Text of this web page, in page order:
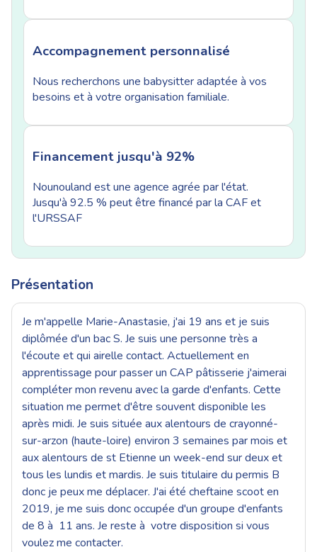
Accompagnement personnalisé
Nous recherchons une babysitter adaptée à vos
besoins et à votre organisation familiale.
Financement jusqu'à 92%
Nounouland est une agence agrée par l'état.
Jusqu'à 92.5 % peut être financé par la CAF et
l'URSSAF
Présentation
Je m'appelle Marie-Anastasie, j'ai 19 ans et je suis
diplômée d'un bac S. Je suis une personne très a
l'écoute et qui airelle contact. Actuellement en
apprentissage pour passer un CAP pâtisserie j'aimerai
compléter mon revenu avec la garde d'enfants. Cette
situation me permet d'être souvent disponible les
après midi. Je suis située aux alentours de crayonné-
sur-arzon (haute-loire) environ 3 semaines par mois et
aux alentours de st Etienne un week-end sur deux et
tous les lundis et mardis. Je suis titulaire du permis B
donc je peux me déplacer. J'ai été cheftaine scoot en
2019, je me suis donc occupée d'un groupe d'enfants
de 8 à 11 ans. Je reste à votre disposition si vous
voulez me contacter.